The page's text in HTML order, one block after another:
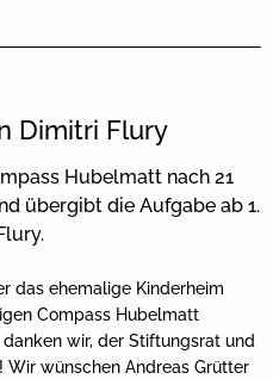
Dimitri Flury
Hubelmatt nach 21
übergibt die Aufgabe ab 1.
das ehemalige Kinderheim
Compass Hubelmatt
wir, der Stiftungsrat und
Wir wünschen Andreas Grütter